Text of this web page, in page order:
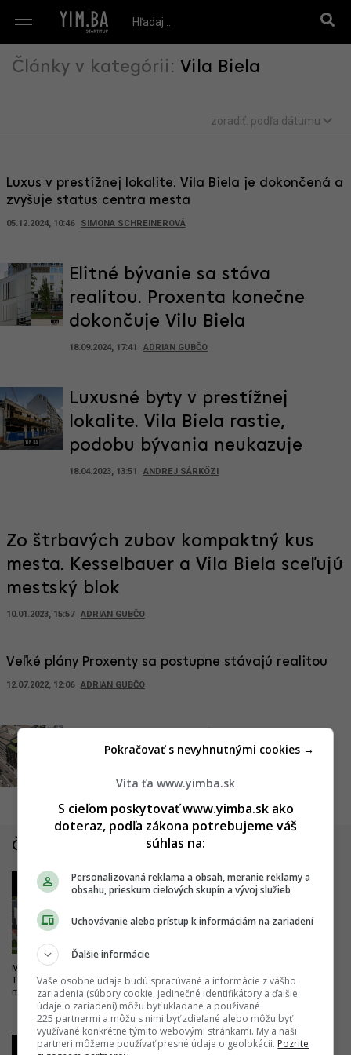
Články v kategórii: Vila Biela
zoradiť: podľa dátumu
Luxus v prestížnej lokalite. Vila Biela je dokončená a
zvyšuje status centra mesta
05.12.2024, 10:46 SIMONA SCHREINEROVÁ
Elitné bývanie sa stáva
realitou. Proxenta konečne
dokončuje Vilu Biela
18.09.2024, 17:41 ADRIAN GUBČO
Luxusné byty v prestížnej
lokalite. Vila Biela rastie,
podobu bývania neukazuje
18.04.2023, 13:51 ANDREJ SÁRKÖZI
Zo štrbavých zubov kompaktný kus
mesta. Kesselbauer a Vila Biela sceľujú
mestský blok
10.01.2023, 15:57 ADRIAN GUBČO
Veľké plány Proxenty sa postupne stávajú realitou
12.07.2022, 12:06 ADRIAN GUBČO
Kesselbauer?
06.03.2020, 14:10 ADRIAN GUBČO
Články zo Slovenska
Milióny do vyššieho vzdelania.
Trenčín chce byť univerzitným
mestom, buduje nový kampus
2
železničnú dopravu. Trať z
Bratislavy do Komárna sa má
modernizovať, zvýši sa jej
kapacita
4
Víta ťa www.yimba.sk
S cieľom poskytovať www.yimba.sk ako
doteraz, podľa zákona potrebujeme váš
súhlas na:
Personalizovaná reklama a obsah, meranie reklamy a
obsahu, prieskum cieľových skupín a vývoj služieb
Uchovávanie alebo prístup k informáciám na zariadení
Ďalšie informácie
Vaše osobné údaje budú spracúvané a informácie z vášho
zariadenia (súbory cookie, jedinečné identifikátory a ďalšie
údaje o zariadení) môžu byť ukladané a používané
225 partnermi a môžu s nimi byť zdieľané alebo môžu byť
využívané konkrétne týmito webovými stránkami. My a naši
partneri môžeme používať presné údaje o geolokácii. Pozrite
Pokračovať s nevyhnutnými cookies →